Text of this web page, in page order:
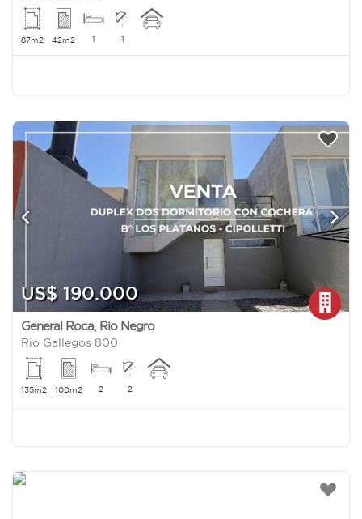
87m2 42m2 1 1
US$ 190.000
General Roca, Rio Negro
Rio Gallegos 800
135m2 100m2 2 2